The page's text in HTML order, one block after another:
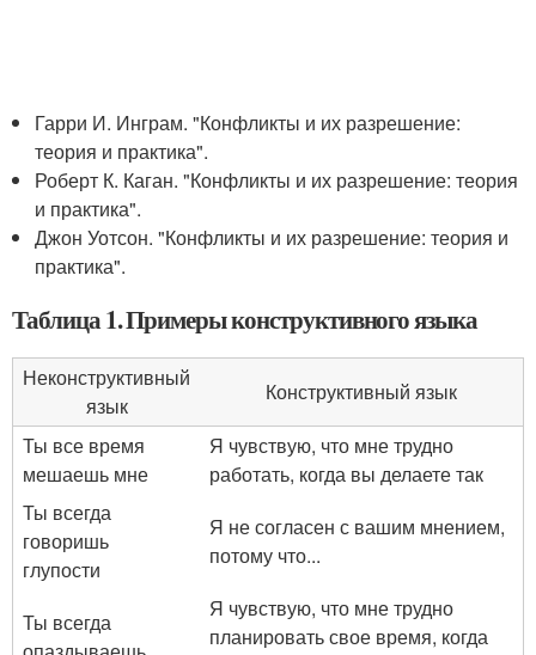
Гарри И. Инграм. "Конфликты и их разрешение:
теория и практика".
Роберт К. Каган. "Конфликты и их разрешение: теория
и практика".
Джон Уотсон. "Конфликты и их разрешение: теория и
практика".
Таблица 1. Примеры конструктивного языка
Неконструктивный
язык
Конструктивный язык
Ты все время
мешаешь мне
Я чувствую, что мне трудно
работать, когда вы делаете так
Ты всегда
говоришь
глупости
Я не согласен с вашим мнением,
потому что...
Ты всегда
Я чувствую, что мне трудно
планировать свое время, когда